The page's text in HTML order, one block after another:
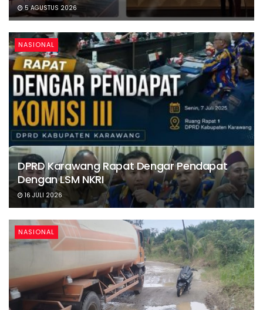
5 AGUSTUS 2026
NASIONAL
DPRD Karawang Rapat Dengar Pendapat
Dengan LSM NKRI
16 JULI 2026
NASIONAL